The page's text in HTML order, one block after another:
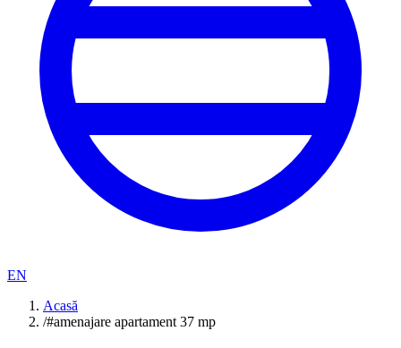
EN
Acasă
/#amenajare apartament 37 mp